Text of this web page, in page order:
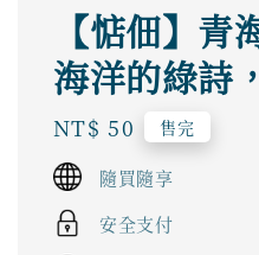
【惦佃】青
海洋的綠詩
Regular
price
NT$ 50 售完
隨買隨享
安全支付